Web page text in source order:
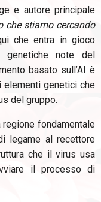
e autore principale
che stiamo cercando
che entra in gioco
genetiche note del
basato sull’AI è
elementi genetici che
del gruppo.
fondamentale
legame al recettore
che il virus usa
il processo di